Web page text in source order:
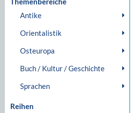
Antike
Orientalistik
Osteuropa
Buch / Kultur / Geschichte
Sprachen
Reihen